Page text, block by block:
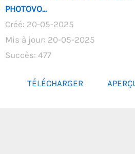
PHOTOVO...
Créé: 20-05-2025
Mis à jour: 20-05-2025
Succès: 477
TÉLÉCHARGER